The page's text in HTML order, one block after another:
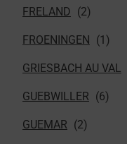
FRELAND
FROENINGEN
GRIESBACH AU VAL
GUEBWILLER
GUEMAR